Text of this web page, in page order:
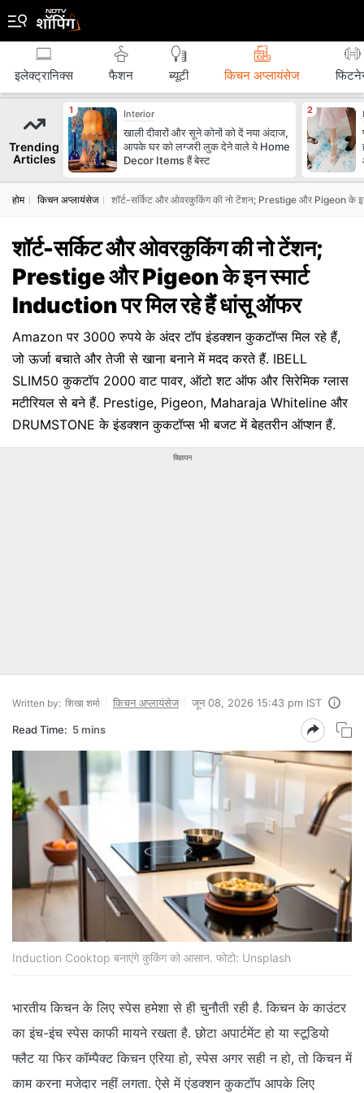
इलेक्ट्रानिक्स फैशन ब्‍यूटी किचन अप्लायंसेज
Trending
Articles
Interior
खाली दीवारों और सूने कोनों को दें नया अंदाज,
आपके घर को लग्जरी लुक देने वाले ये Home
Decor Items हैं बेस्ट
होम किचन अप्लायंसेज शॉर्ट-सर्किट और ओवरकुकिंग की नो टेंशन; Prestige और Pigeon के
शॉर्ट-सर्किट और ओवरकुकिंग की नो टेंशन;
Prestige और Pigeon के इन स्मार्ट
Induction पर मिल रहे हैं धांसू ऑफर
Amazon पर 3000 रुपये के अंदर टॉप इंडक्शन कुकटॉप्स मिल रहे हैं,
जो ऊर्जा बचाते और तेजी से खाना बनाने में मदद करते हैं. IBELL
SLIM50 कुकटॉप 2000 वाट पावर, ऑटो शट ऑफ और सिरेमिक ग्लास
मटीरियल से बने हैं. Prestige, Pigeon, Maharaja Whiteline और
DRUMSTONE के इंडक्शन कुकटॉप्स भी बजट में बेहतरीन ऑप्‍शन हैं.
विज्ञापन
Written by: शिखा शर्मा किचन अप्लायंसेज जून 08, 2026 15:43 pm IST
Read Time: 5 mins
Induction Cooktop बनाएंगे कुकिंग को आसान. फोटो: Unsplash
भारतीय किचन के लिए स्‍पेस हमेशा से ही चुनौती रही है. किचन के काउंटर
का इंच-इंच स्‍पेस काफी मायने रखता है. छोटा अपार्टमेंट हो या स्‍टूडियो
फ्लैट या फिर कॉम्‍पैक्‍ट किचन एरिया हो, स्‍पेस अगर सही न हो, तो किचन में
काम करना मजेदार नहीं लगता. ऐसे में एंडक्‍शन कुकटॉप आपके लिए